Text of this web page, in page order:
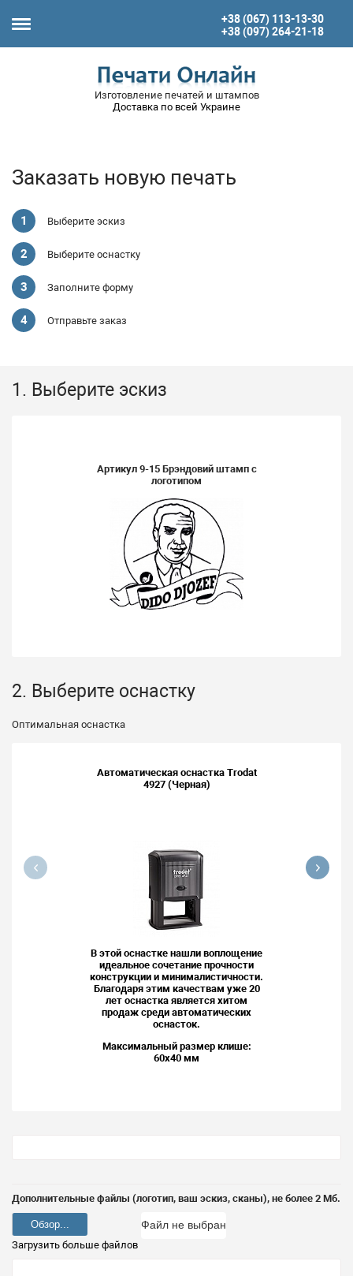
+38 (067) 113-13-30
+38 (097) 264-21-18
Изготовление печатей и штампов
Доставка по всей Украине
Заказать новую печать
Выберите эскиз
Выберите оснастку
Заполните форму
Отправьте заказ
1. Выберите эскиз
Артикул 9-15 Брэндовий штамп с
логотипом
2. Выберите оснастку
Оптимальная оснастка
Автоматическая оснастка Trodat
4927 (Черная)
В этой оснастке нашли воплощение
идеальное сочетание прочности
конструкции и минималистичности.
Благодаря этим качествам уже 20
лет оснастка является хитом
продаж среди автоматических
оснасток.
Максимальный размер клише:
60x40 мм
Дополнительные файлы (логотип, ваш эскиз, сканы), не более 2 Мб.
Файл не выбран
Обзор...
Загрузить больше файлов